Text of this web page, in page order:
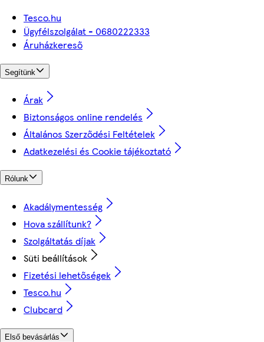
Tesco.hu
Ügyfélszolgálat - 0680222333
Áruházkereső
Segítünk
Árak
Biztonságos online rendelés
Általános Szerződési Feltételek
Adatkezelési és Cookie tájékoztató
Rólunk
Akadálymentesség
Hova szállítunk?
Szolgáltatás díjak
Süti beállítások
Fizetési lehetőségek
Tesco.hu
Clubcard
Első bevásárlás